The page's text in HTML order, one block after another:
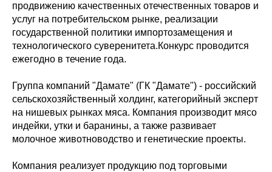
продвижению качественных отечественных товаров и
услуг на потребительском рынке, реализации
государственной политики импортозамещения и
технологического суверенитета.Конкурс проводится
ежегодно в течение года.
Группа компаний "Дамате" (ГК "Дамате") - российский
сельскохозяйственный холдинг, категорийный эксперт
на нишевых рынках мяса. Компания производит мясо
индейки, утки и баранины, а также развивает
молочное животноводство и генетические проекты.
Компания реализует продукцию под торговыми